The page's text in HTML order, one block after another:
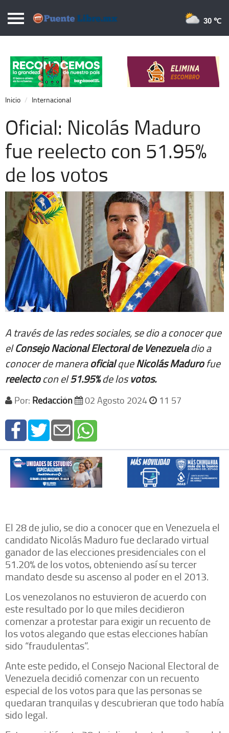
Puentelibre.mx
Local
Nacional
Opinión
Cronos
Economía
Espectáculos
Extra +
30 ℃
Inicio Internacional
Oficial: Nicolás Maduro
fue reelecto con 51.95%
de los votos
A través de las redes sociales, se dio a conocer que
elConsejo Nacional Electoral de Venezueladio a
conocer de maneraoficialqueNicolás Madurofue
reelectocon el51.95%de losvotos.
Por: Redacción 02 Agosto 2024 11 57
El 28 de julio, se dio a conocer que en Venezuela el
candidato Nicolás Maduro fue declarado virtual
ganador de las elecciones presidenciales con el
51.20% de los votos, obteniendo así su tercer
mandato desde su ascenso al poder en el 2013.
Los venezolanos no estuvieron de acuerdo con
este resultado por lo que miles decidieron
comenzar a protestar para exigir un recuento de
los votos alegando que estas elecciones habían
sido “fraudulentas”.
Ante este pedido, el Consejo Nacional Electoral de
Venezuela decidió comenzar con un recuento
especial de los votos para que las personas se
quedaran tranquilas y descubrieran que todo había
sido legal.